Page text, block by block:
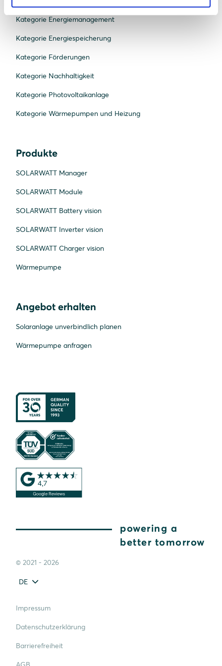
Kategorie Energiemanagement
Kategorie Energiespeicherung
Kategorie Förderungen
Kategorie Nachhaltigkeit
Kategorie Photovoltaikanlage
Kategorie Wärmepumpen und Heizung
Produkte
SOLARWATT Manager
SOLARWATT Module
SOLARWATT Battery vision
SOLARWATT Inverter vision
SOLARWATT Charger vision
Wärmepumpe
Angebot erhalten
Solaranlage unverbindlich planen
Wärmepumpe anfragen
powering a
better tomorrow
© 2021 - 2026
DE
Impressum
Datenschutzerklärung
Barrierefreiheit